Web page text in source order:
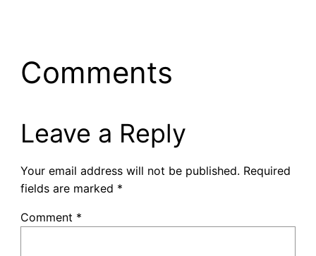
Comments
Leave a Reply
Your email address will not be published. Required
fields are marked *
Comment *